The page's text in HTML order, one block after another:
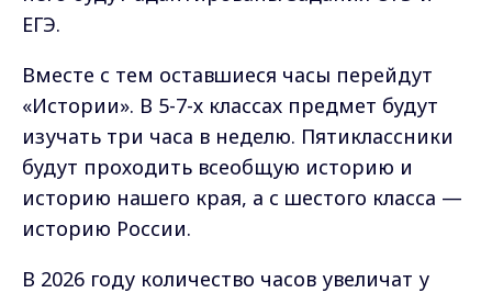
ЕГЭ.
Вместе с тем оставшиеся часы перейдут
«Истории». В 5-7-х классах предмет будут
изучать три часа в неделю. Пятиклассники
будут проходить всеобщую историю и
историю нашего края, а с шестого класса —
историю России.
В 2026 году количество часов увеличат у